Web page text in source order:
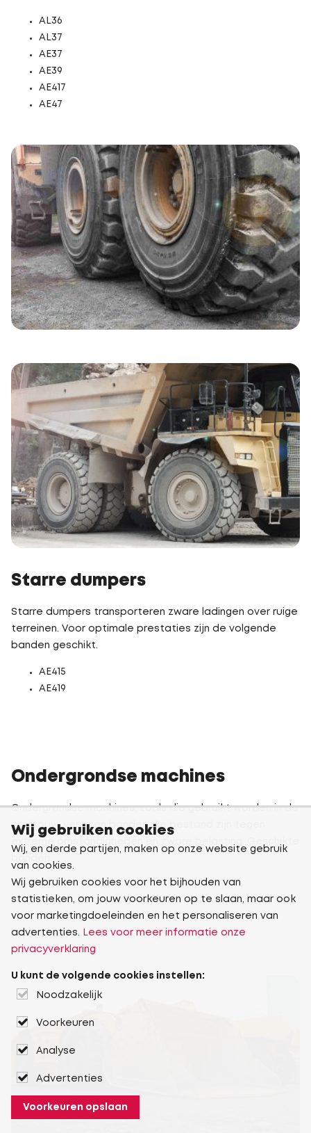
AL36
AL37
AE37
AE39
AE417
AE47
Starre dumpers
Starre dumpers transporteren zware ladingen over ruige
terreinen. Voor optimale prestaties zijn de volgende
banden geschikt.
AE415
AE419
Ondergrondse machines
Ondergrondse machines, zoals die gebruikt worden in de
mijnbouw, vereisen banden die bestand zijn tegen
AL53
AL58
AL59
AS50
Wij gebruiken cookies
Wij, en derde partijen, maken op onze website gebruik
van cookies.
Wij gebruiken cookies voor het bijhouden van
statistieken, om jouw voorkeuren op te slaan, maar ook
voor marketingdoeleinden en het personaliseren van
advertenties.
Lees voor meer informatie onze
privacyverklaring
U kunt de volgende cookies instellen:
Noodzakelijk
Voorkeuren
Analyse
Advertenties
Voorkeuren opslaan